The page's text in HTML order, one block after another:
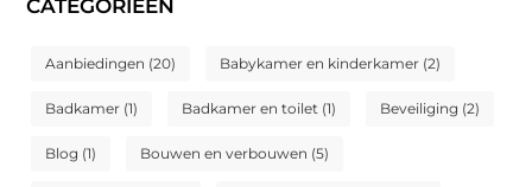
CATEGORIEËN
Aanbiedingen (20) Babykamer en kinderkamer (2)
Badkamer (1) Badkamer en toilet (1) Beveiliging (2)
Blog (1) Bouwen en verbouwen (5)